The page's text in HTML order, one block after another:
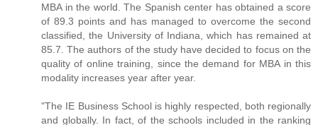
MBA in the world. The Spanish center has obtained a score
of 89.3 points and has managed to overcome the second
classified, the University of Indiana, which has remained at
85.7. The authors of the study have decided to focus on the
quality of online training, since the demand for MBA in this
modality increases year after year.
"The IE Business School is highly respected, both regionally
and globally. In fact, of the schools included in the ranking